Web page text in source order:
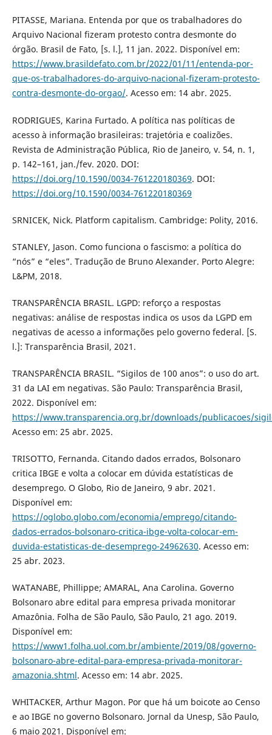
PITASSE, Mariana. Entenda por que os trabalhadores do
Arquivo Nacional fizeram protesto contra desmonte do
órgão. Brasil de Fato, [s. l.], 11 jan. 2022. Disponível em:
https://www.brasildefato.com.br/2022/01/11/entenda-por-
que-os-trabalhadores-do-arquivo-nacional-fizeram-protesto-
contra-desmonte-do-orgao/. Acesso em: 14 abr. 2025.
RODRIGUES, Karina Furtado. A política nas políticas de
acesso à informação brasileiras: trajetória e coalizões.
Revista de Administração Pública, Rio de Janeiro, v. 54, n. 1,
p. 142–161, jan./fev. 2020. DOI:
https://doi.org/10.1590/0034-761220180369. DOI:
https://doi.org/10.1590/0034-761220180369
SRNICEK, Nick. Platform capitalism. Cambridge: Polity, 2016.
STANLEY, Jason. Como funciona o fascismo: a política do
“nós” e “eles”. Tradução de Bruno Alexander. Porto Alegre:
L&PM, 2018.
TRANSPARÊNCIA BRASIL. LGPD: reforço a respostas
negativas: análise de respostas indica os usos da LGPD em
negativas de acesso a informações pelo governo federal. [S.
l.]: Transparência Brasil, 2021.
TRANSPARÊNCIA BRASIL. “Sigilos de 100 anos”: o uso do art.
31 da LAI em negativas. São Paulo: Transparência Brasil,
2022. Disponível em:
https://www.transparencia.org.br/downloads/publicacoes/
Acesso em: 25 abr. 2025.
TRISOTTO, Fernanda. Citando dados errados, Bolsonaro
critica IBGE e volta a colocar em dúvida estatísticas de
desemprego. O Globo, Rio de Janeiro, 9 abr. 2021.
Disponível em:
https://oglobo.globo.com/economia/emprego/citando-
dados-errados-bolsonaro-critica-ibge-volta-colocar-em-
duvida-estatisticas-de-desemprego-24962630. Acesso em:
25 abr. 2023.
WATANABE, Phillippe; AMARAL, Ana Carolina. Governo
Bolsonaro abre edital para empresa privada monitorar
Amazônia. Folha de São Paulo, São Paulo, 21 ago. 2019.
Disponível em:
https://www1.folha.uol.com.br/ambiente/2019/08/governo-
bolsonaro-abre-edital-para-empresa-privada-monitorar-
amazonia.shtml. Acesso em: 14 abr. 2025.
WHITACKER, Arthur Magon. Por que há um boicote ao Censo
e ao IBGE no governo Bolsonaro. Jornal da Unesp, São Paulo,
6 maio 2021. Disponível em: